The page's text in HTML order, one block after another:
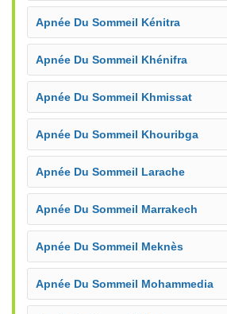
Apnée Du Sommeil Kénitra
Apnée Du Sommeil Khénifra
Apnée Du Sommeil Khmissat
Apnée Du Sommeil Khouribga
Apnée Du Sommeil Larache
Apnée Du Sommeil Marrakech
Apnée Du Sommeil Meknès
Apnée Du Sommeil Mohammedia